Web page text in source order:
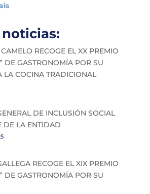
RECOGE EL XX PREMIO
DE GASTRONOMÍA POR SU
LA COCINA TRADICIONAL
DE INCLUSIÓN SOCIAL
DE LA ENTIDAD
RECOGE EL XIX PREMIO
DE GASTRONOMÍA POR SU